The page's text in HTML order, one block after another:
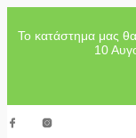
Το κατάστημα μας
10